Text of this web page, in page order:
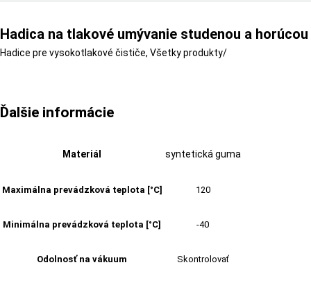
Hadica na tlakové umývanie studenou a horúcou
Hadice pre vysokotlakové čističe, Všetky produkty/
Ďalšie informácie
Materiál syntetická guma
Maximálna prevádzková teplota [°C] 120
Minimálna prevádzková teplota [°C] -40
Odolnosť na vákuum Skontrolovať